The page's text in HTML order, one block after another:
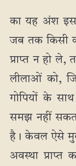
का यह अंश इस
जब तक किसी
प्राप्त न हो
लीलाओं को,
गोपियों के
समझ नहीं
है। केवल ऐसे
अवस्था प्राप्त